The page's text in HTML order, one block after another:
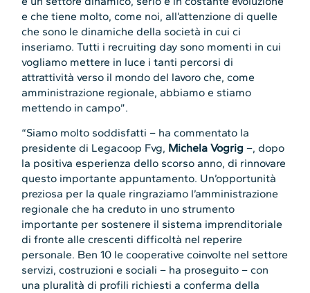
e che tiene molto, come noi, all’attenzione di quelle
che sono le dinamiche della società in cui ci
inseriamo. Tutti i recruiting day sono momenti in cui
vogliamo mettere in luce i tanti percorsi di
attrattività verso il mondo del lavoro che, come
amministrazione regionale, abbiamo e stiamo
mettendo in campo”.
“Siamo molto soddisfatti – ha commentato la
presidente di Legacoop Fvg, Michela Vogrig –, dopo
la positiva esperienza dello scorso anno, di rinnovare
questo importante appuntamento. Un’opportunità
preziosa per la quale ringraziamo l’amministrazione
regionale che ha creduto in uno strumento
importante per sostenere il sistema imprenditoriale
di fronte alle crescenti difficoltà nel reperire
personale. Ben 10 le cooperative coinvolte nel settore
servizi, costruzioni e sociali – ha proseguito – con
una pluralità di profili richiesti a conferma della